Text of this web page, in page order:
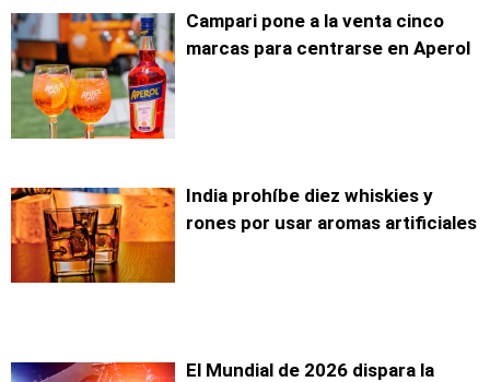
Campari pone a la venta cinco
marcas para centrarse en Aperol
India prohíbe diez whiskies y
rones por usar aromas artificiales
El Mundial de 2026 dispara la